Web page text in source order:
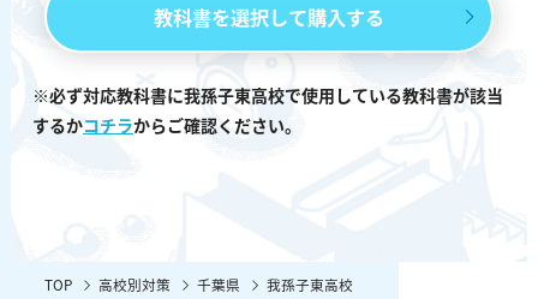
教科書を選択して購入する
※必ず対応教科書に我孫子東高校で使用している教科書が該当
するかコチラからご確認ください。
TOP 高校別対策 千葉県 我孫子東高校